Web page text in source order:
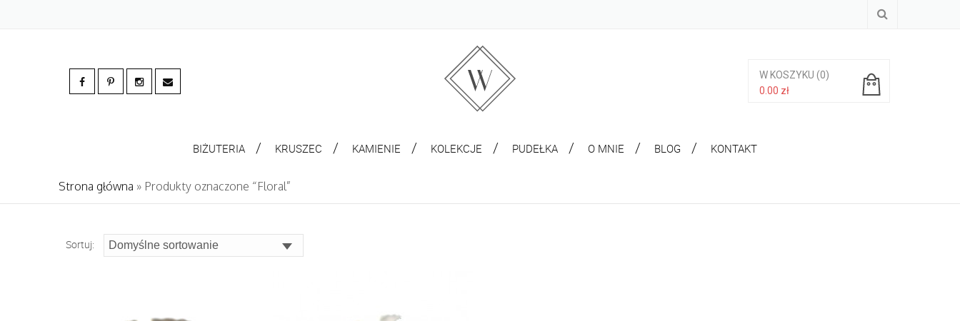
W KOSZYKU (0)
0.00 zł
BIŻUTERIA KRUSZEC KAMIENIE KOLEKCJE PUDEŁKA O MNIE BLOG KONTAKT
Strona główna » Produkty oznaczone “Floral”
Sortuj: